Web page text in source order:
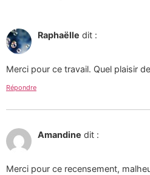
Raphaëlle dit :
Merci pour ce travail. Quel plaisir
Répondre
Amandine dit :
Merci pour ce recensement,